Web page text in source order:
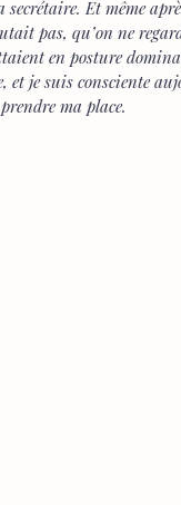
Et même
pas, qu’on ne
en posture
je suis consciente
ma place.